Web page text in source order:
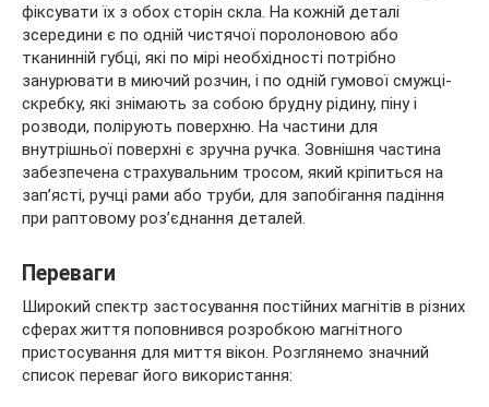
фіксувати їх з обох сторін скла. На кожній деталі
зсередини є по одній чистячої поролоновою або
тканинній губці, які по мірі необхідності потрібно
занурювати в миючий розчин, і по одній гумової смужці-
скребку, які знімають за собою брудну рідину, піну і
розводи, полірують поверхню. На частини для
внутрішньої поверхні є зручна ручка. Зовнішня частина
забезпечена страхувальним тросом, який кріпиться на
зап’ясті, ручці рами або труби, для запобігання падіння
при раптовому роз’єднання деталей.
Переваги
Широкий спектр застосування постійних магнітів в різних
сферах життя поповнився розробкою магнітного
пристосування для миття вікон. Розглянемо значний
список переваг його використання: